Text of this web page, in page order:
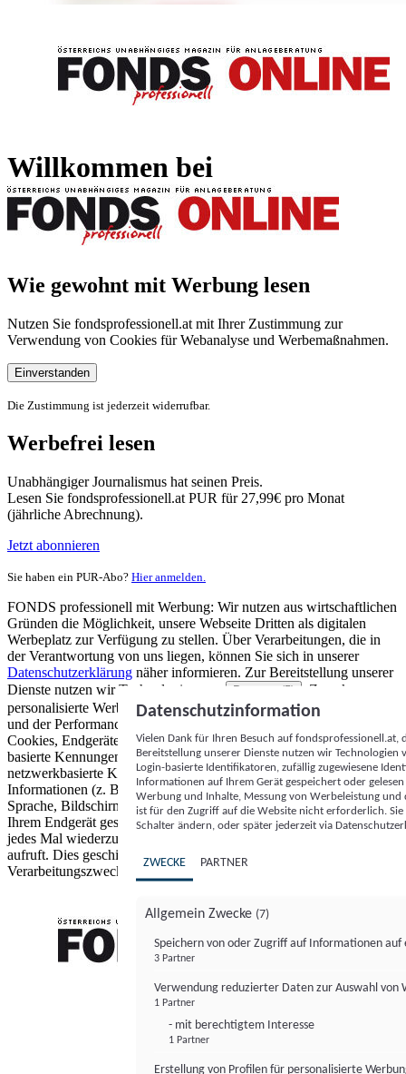
Willkommen bei
Wie gewohnt mit Werbung lesen
Nutzen Sie fondsprofessionell.at mit Ihrer Zustimmung zur
Verwendung von Cookies für Webanalyse und Werbemaßnahmen.
Einverstanden
Die Zustimmung ist jederzeit widerrufbar.
Werbefrei lesen
Unabhängiger Journalismus hat seinen Preis.
Lesen Sie fondsprofessionell.at PUR für 27,99€ pro Monat
(jährliche Abrechnung).
Jetzt abonnieren
Sie haben ein PUR-Abo? Hier anmelden.
FONDS professionell mit Werbung: Wir nutzen aus wirtschaftlichen
Gründen die Möglichkeit, unsere Webseite Dritten als digitalen
Werbeplatz zur Verfügung zu stellen. Über Verarbeitungen, die in
der Verantwortung von uns liegen, können Sie sich in unserer
Datenschutzerklärung näher informieren. Zur Bereitstellung unserer
Dienste nutzen wir Technologien von
Partnern (5)
. Zwecke:
personalisierte Werbung und Inhalte, Messung von Werbeleistung
und der Performance von Inhalten sowie Zielgruppenforschung.
Cookies, Endgeräte- oder ähnliche Online-Kennungen (z. B. login-
basierte Kennungen, zufällig generierte Kennungen,
netzwerkbasierte Kennungen) können zusammen mit anderen
Informationen (z. B. Browsertyp und Browserinformationen,
Sprache, Bildschirmgröße, unterstützte Technologien usw.) auf
Ihrem Endgerät gespeichert oder von dort ausgelesen werden, um es
jedes Mal wiederzuerkennen, wenn es eine App oder einer Webseite
aufruft. Dies geschieht für einen oder mehrere der hier aufgeführten
Verarbeitungszwecke.
Datenschutzinformation
Vielen Dank für Ihren Besuch auf
Bereitstellung unserer Dienste nutzen wir Technologien
Login-basierte Identifikatoren, zufällig zugewiesene
Informationen auf Ihrem Gerät gespeichert oder
Werbung und Inhalte, Messung von Werbeleistung
ist für den Zugriff auf die Website nicht erforderlich.
Schalter ändern, oder später jederzeit via
ZWECKE PARTNER
Allgemein Zwecke (7)
Speichern von oder Zugriff auf Informationen auf
3 Partner
Verwendung reduzierter Daten zur Auswahl von
1 Partner
- mit berechtigtem Interesse
1 Partner
Erstellung von Profilen für personalisierte
FONDS professionell